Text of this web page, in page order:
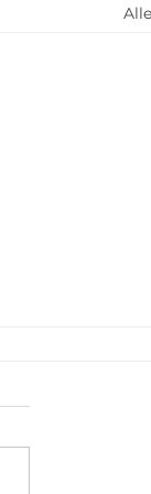
veldrit met 38